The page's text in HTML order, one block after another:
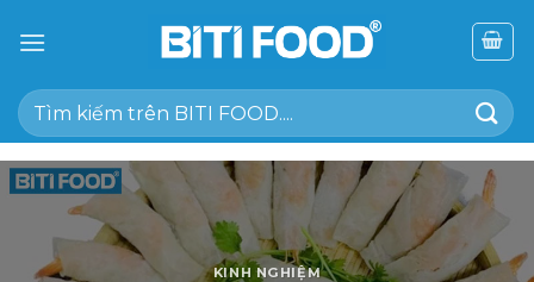
đến
dung
Tìm
kiếm:
KINH NGHIỆM